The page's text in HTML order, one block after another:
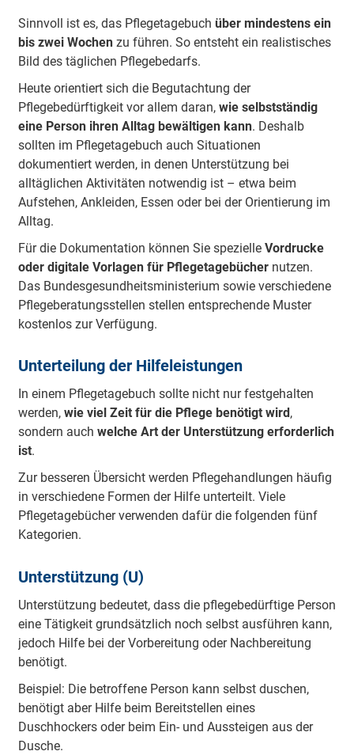
Sinnvoll ist es, das Pflegetagebuch über mindestens ein
bis zwei Wochenzu führen. So entsteht ein realistisches
Bild des täglichen Pflegebedarfs.
Heute orientiert sich die Begutachtung der
Pflegebedürftigkeit vor allem daran, wie selbstständig
eine Person ihren Alltag bewältigen kann. Deshalb
sollten im Pflegetagebuch auch Situationen
dokumentiert werden, in denen Unterstützung bei
alltäglichen Aktivitäten notwendig ist – etwa beim
Aufstehen, Ankleiden, Essen oder bei der Orientierung im
Alltag.
Für die Dokumentation können Sie spezielle Vordrucke
oder digitale Vorlagen für Pflegetagebüchernutzen.
Das Bundesgesundheitsministerium sowie verschiedene
Pflegeberatungsstellen stellen entsprechende Muster
kostenlos zur Verfügung.
Unterteilung der Hilfeleistungen
In einem Pflegetagebuch sollte nicht nur festgehalten
werden, wie viel Zeit für die Pflege benötigt wird ,
sondern auch welche Art der Unterstützung erforderlich
ist.
Zur besseren Übersicht werden Pflegehandlungen häufig
in verschiedene Formen der Hilfe unterteilt. Viele
Pflegetagebücher verwenden dafür die folgenden fünf
Kategorien.
Unterstützung (U)
Unterstützung bedeutet, dass die pflegebedürftige Person
eine Tätigkeit grundsätzlich noch selbst ausführen kann,
jedoch Hilfe bei der Vorbereitung oder Nachbereitung
benötigt.
Beispiel: Die betroffene Person kann selbst duschen,
benötigt aber Hilfe beim Bereitstellen eines
Duschhockers oder beim Ein- und Aussteigen aus der
Dusche.